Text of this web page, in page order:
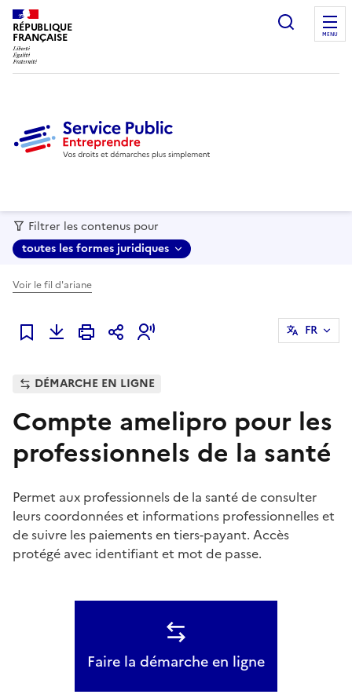
RÉPUBLIQUE
FRANÇAISE MENU
Filtrer les contenus pour
toutes les formes juridiques
Voir le fil d'ariane
Ajouter à mes favoris
FR
DÉMARCHE EN LIGNE
Compte amelipro pour les
professionnels de la santé
Permet aux professionnels de la santé de consulter
leurs coordonnées et informations professionnelles et
de suivre les paiements en tiers-payant. Accès
protégé avec identifiant et mot de passe.
Faire la démarche en ligne